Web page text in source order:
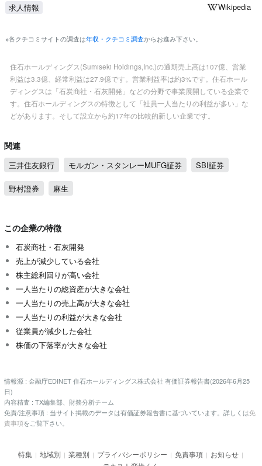
求人情報
Wikipedia
※各クチコミサイトの調査は年収・クチコミ調査からお進み下さい。
住石ホールディングス(Sumiseki Holdings,Inc.)の通期売上高は107億、営業
利益は3.3億、経常利益は27.9億です。営業利益率は約3%です。住石ホール
ディングスは「石炭商社・石灰開発」などの分野で事業展開している企業で
す。住石ホールディングスの特徴として「社員一人当たりの利益が多い」な
どがあります。そして設立から約17年の比較的新しい企業です。
関連
三井住友銀行 モルガン・スタンレーMUFG証券 SBI証券
野村證券 麻生
この企業の特徴
石炭商社・石灰開発
売上が減少している会社
株主総利回りが高い会社
一人当たりの総資産が大きな会社
一人当たりの売上高が大きな会社
一人当たりの利益が大きな会社
従業員が減少した会社
株価の下落率が大きな会社
情報源 : 金融庁EDINET 住石ホールディングス株式会社 有価証券報告書(2026年6月25
日)
内容精査 : TX編集部、財務分析チーム
免責/注意事項 : 当サイト掲載のデータは有価証券報告書に基づいています。詳しくは免
責事項をご覧下さい。
特集 | 地域別 | 業種別 | プライバシーポリシー | 免責事項 | お知らせ |